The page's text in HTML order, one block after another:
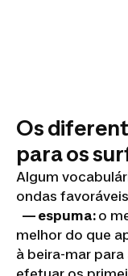
Os
para os
Algum
ondas
— espuma: o
melhor do que
à beira-mar